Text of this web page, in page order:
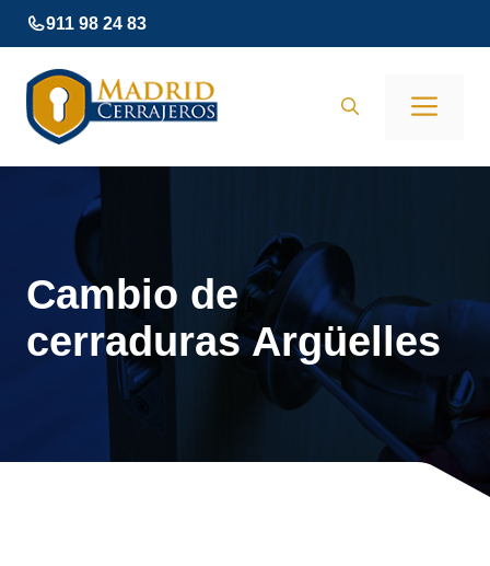
Saltar
al
contenido
911 98 24 83
Cambio de
cerraduras Argüelles